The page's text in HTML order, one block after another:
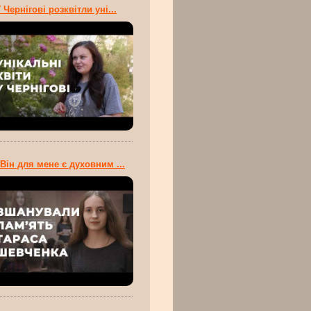
Чернігові розквітли уні...
для мене є духовним ...